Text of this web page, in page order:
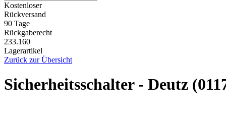
Kostenloser
Rückversand
90 Tage
Rückgaberecht
233.160
Lagerartikel
Zurück zur Übersicht
Sicherheitsschalter - Deutz